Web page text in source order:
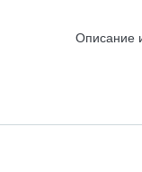
Описание